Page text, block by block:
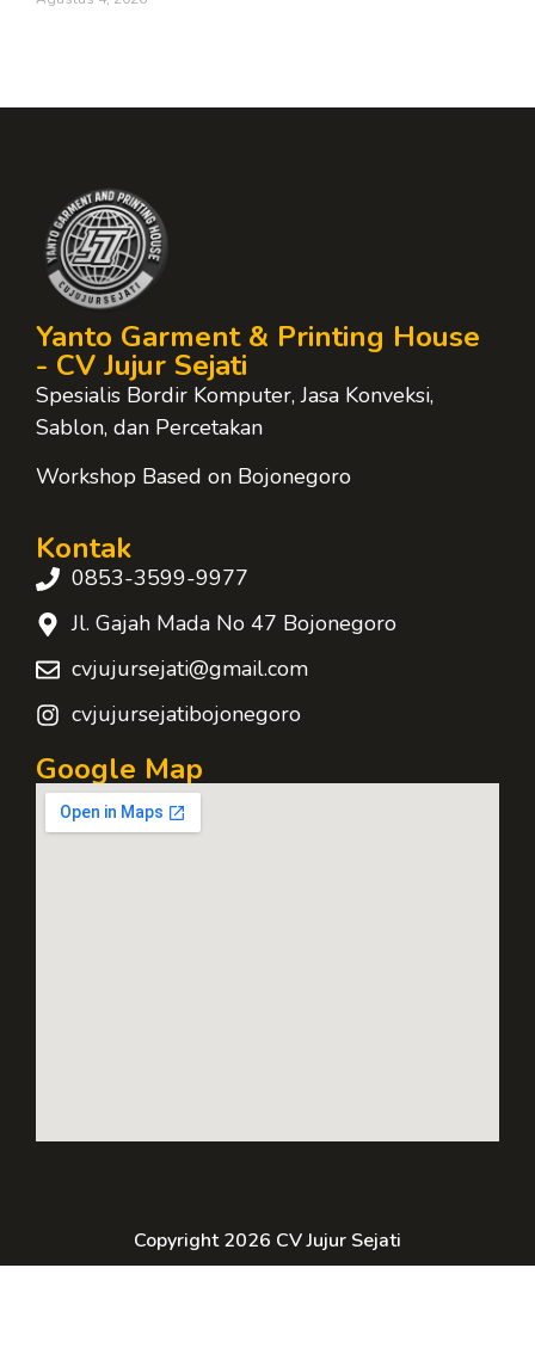
Yanto Garment & Printing House
- CV Jujur Sejati
Spesialis Bordir Komputer, Jasa Konveksi,
Sablon, dan Percetakan
Workshop Based on Bojonegoro
Kontak
0853-3599-9977
Jl. Gajah Mada No 47 Bojonegoro
cvjujursejati@gmail.com
cvjujursejatibojonegoro
Google Map
Copyright 2026 CV Jujur Sejati